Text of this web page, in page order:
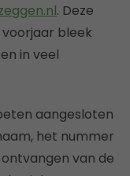
. Deze
bleek
in veel
aangesloten
het nummer
van de